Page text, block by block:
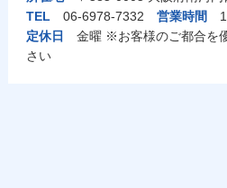
TEL 06-6978-7332 営業時間
定休日
金曜 ※お客様のご都合を
さい